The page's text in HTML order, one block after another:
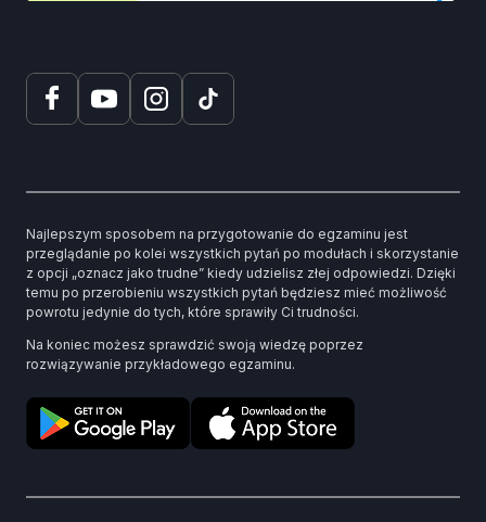
Najlepszym sposobem na przygotowanie do egzaminu jest
przeglądanie po kolei wszystkich pytań po modułach i skorzystanie
z opcji „oznacz jako trudne” kiedy udzielisz złej odpowiedzi. Dzięki
temu po przerobieniu wszystkich pytań będziesz mieć możliwość
powrotu jedynie do tych, które sprawiły Ci trudności.
Na koniec możesz sprawdzić swoją wiedzę poprzez
rozwiązywanie przykładowego egzaminu.